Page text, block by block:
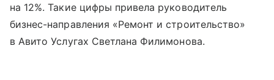
на 12%. Такие цифры привела руководитель
бизнес-направления «Ремонт и строительство»
в Авито Услугах Светлана Филимонова.